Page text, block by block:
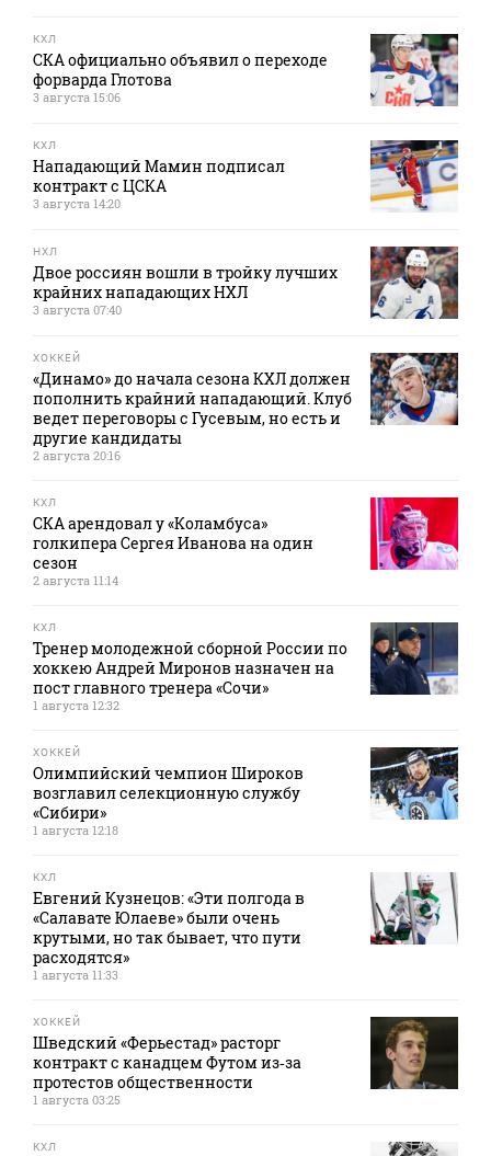
КХЛ
СКА официально объявил о переходе
форварда Глотова
3 августа 15:06
КХЛ
Нападающий Мамин подписал
контракт с ЦСКА
3 августа 14:20
НХЛ
Двое россиян вошли в тройку лучших
крайних нападающих НХЛ
3 августа 07:40
ХОККЕЙ
«Динамо» до начала сезона КХЛ должен
пополнить крайний нападающий. Клуб
ведет переговоры с Гусевым, но есть и
другие кандидаты
2 августа 20:16
КХЛ
СКА арендовал у «Коламбуса»
голкипера Сергея Иванова на один
сезон
2 августа 11:14
КХЛ
Тренер молодежной сборной России по
хоккею Андрей Миронов назначен на
пост главного тренера «Сочи»
1 августа 12:32
ХОККЕЙ
Олимпийский чемпион Широков
возглавил селекционную службу
«Сибири»
1 августа 12:18
КХЛ
Евгений Кузнецов: «Эти полгода в
«Салавате Юлаеве» были очень
крутыми, но так бывает, что пути
расходятся»
1 августа 11:33
ХОККЕЙ
Шведский «Ферьестад» расторг
контракт с канадцем Футом из‑за
протестов общественности
1 августа 03:25
КХЛ